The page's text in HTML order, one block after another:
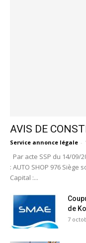
AVIS DE
Service annonce légale -
Par acte SSP du 14/09/
: AUTO SHOP 976 Siège
Capital :...
de
7